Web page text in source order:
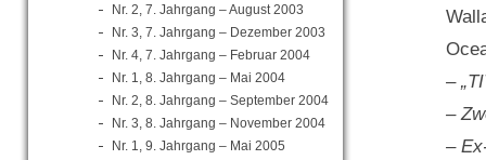
Nr. 2, 7. Jahrgang – August 2003
Nr. 3, 7. Jahrgang – Dezember 2003
Nr. 4, 7. Jahrgang – Februar 2004
Nr. 1, 8. Jahrgang – Mai 2004
Nr. 2, 8. Jahrgang – September 2004
Nr. 3, 8. Jahrgang – November 2004
Nr. 1, 9. Jahrgang – Mai 2005
–
–
–